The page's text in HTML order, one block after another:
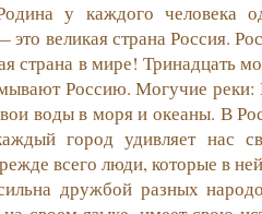
у каждого человека
великая страна Россия.
страна в мире! Тринадцать
Россию. Могучие
воды в моря и океаны. В
город удивляет нас
всего люди, которые в
дружбой разных